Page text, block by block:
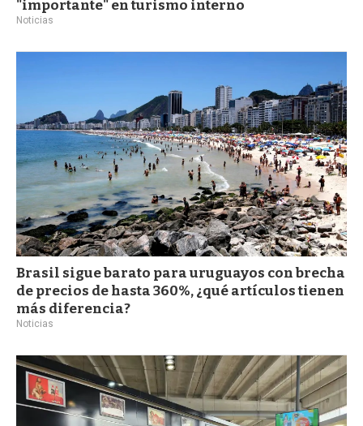
"importante" en turismo interno
Noticias
Brasil sigue barato para uruguayos con brecha
de precios de hasta 360%, ¿qué artículos tienen
más diferencia?
Noticias